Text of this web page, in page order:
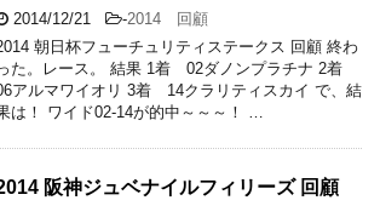
2014/12/21 -2014 回顧
朝日杯フューチュリティステークス 回顧 終わ
た。レース。 結果 1着 02ダノンプラチナ 2着
アルマワイオリ 3着 14クラリティスカイ で、結
は！ ワイド02-14が的中～～～！ …
阪神ジュベナイルフィリーズ 回顧